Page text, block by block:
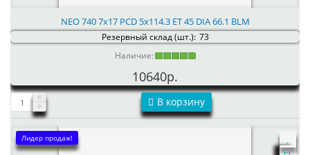
NEO 740 7x17 PCD 5x114.3 ET 45 DIA 66.1 BLM
Резервный склад (шт.): 73
Наличие:
10640р.
В корзину
Лидер продаж!